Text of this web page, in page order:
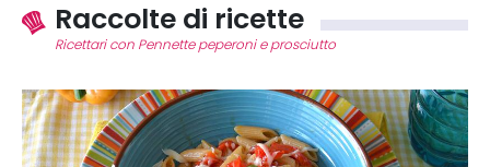
Raccolte di ricette
Ricettari con Pennette peperoni e prosciutto